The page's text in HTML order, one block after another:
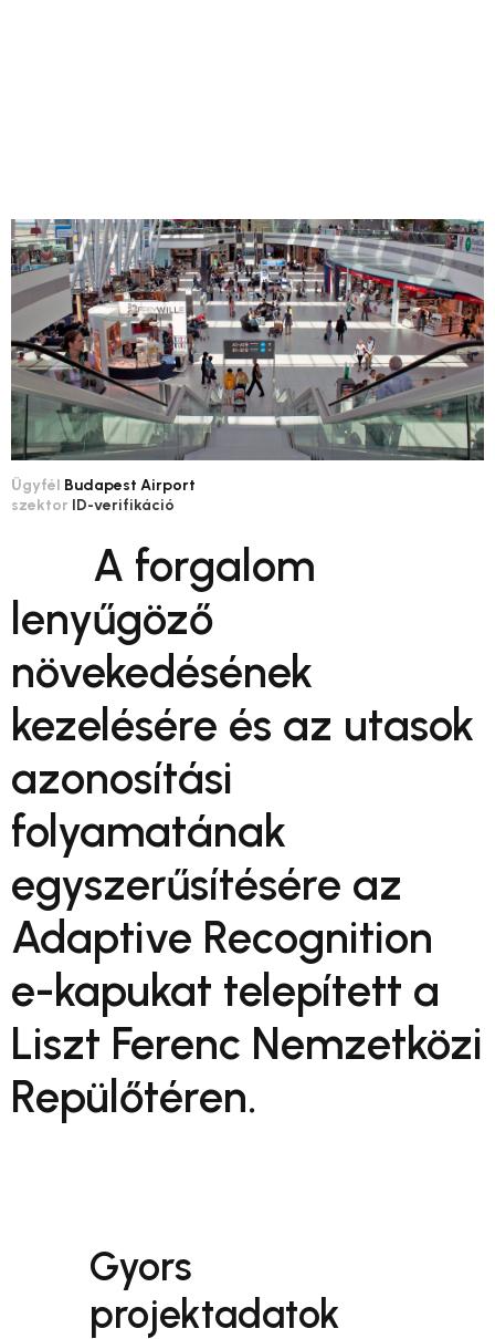
Ügyfél Budapest Airport
szektor ID-verifikáció
A forgalom
lenyűgöző
növekedésének
kezelésére és az utasok
azonosítási
folyamatának
egyszerűsítésére az
Adaptive Recognition
e-kapukat telepített a
Liszt Ferenc Nemzetközi
Repülőtéren.
Gyors
projektadatok